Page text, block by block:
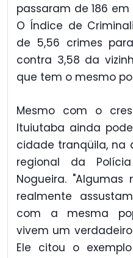
passaram de 186 em
O Índice de
de 5,56 crimes
contra 3,58 da
que tem o mesmo
Mesmo com o
Ituiutaba ainda
cidade tranqüila, na
regional da
Nogueira.
realmente
com a mesma
vivem um
Ele citou o